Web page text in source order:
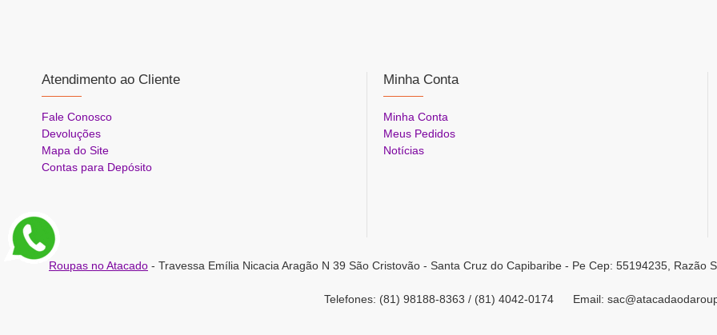
Atendimento ao Cliente
Fale Conosco
Devoluções
Mapa do Site
Contas para Depósito
Minha Conta
Minha Conta
Meus Pedidos
Notícias
Roupas no Atacado- Travessa Emília Nicacia Aragão N 39 São Cristovão - Santa Cruz do Capibaribe - Pe Cep: 55194235, Razão
Telefones: (81) 98188-8363 / (81) 4042-0174 Email: